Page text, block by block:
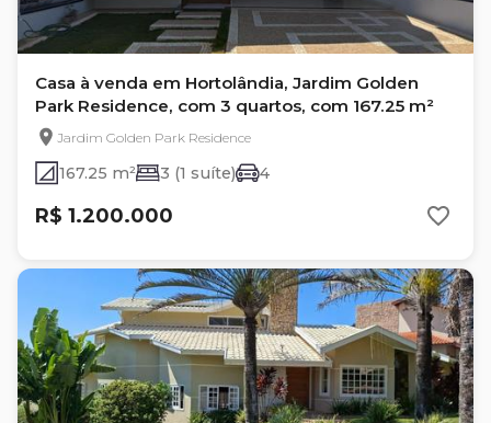
Casa à venda em Hortolândia, Jardim Golden
Park Residence, com 3 quartos, com 167.25 m²
Jardim Golden Park Residence
167.25 m² 3 (1 suíte) 4
R$ 1.200.000